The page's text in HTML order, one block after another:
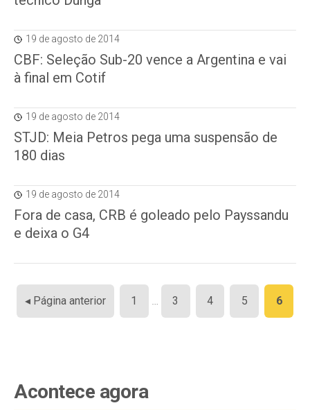
19 de agosto de 2014
CBF: Seleção Sub-20 vence a Argentina e vai
à final em Cotif
19 de agosto de 2014
STJD: Meia Petros pega uma suspensão de
180 dias
19 de agosto de 2014
Fora de casa, CRB é goleado pelo Payssandu
e deixa o G4
Paginação
de
◂ Página anterior 1 … 3 4 5 6
Acontece agora